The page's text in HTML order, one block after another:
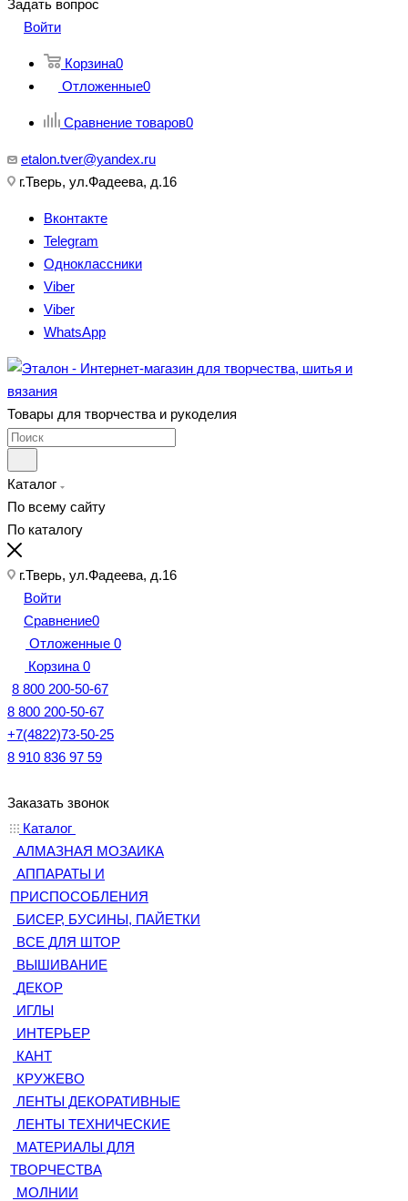
Задать вопрос
Войти
Корзина0
Отложенные0
Сравнение товаров0
etalon.tver@yandex.ru
г.Тверь, ул.Фадеева, д.16
Вконтакте
Telegram
Одноклассники
Viber
Viber
WhatsApp
Товары для творчества и рукоделия
Каталог
По всему сайту
По каталогу
г.Тверь, ул.Фадеева, д.16
Войти
Сравнение0
Отложенные 0
Корзина 0
8 800 200-50-67
8 800 200-50-67
+7(4822)73-50-25
8 910 836 97 59
Заказать звонок
Каталог
АЛМАЗНАЯ МОЗАИКА
АППАРАТЫ И
ПРИСПОСОБЛЕНИЯ
БИСЕР, БУСИНЫ, ПАЙЕТКИ
ВСЕ ДЛЯ ШТОР
ВЫШИВАНИЕ
ДЕКОР
ИГЛЫ
ИНТЕРЬЕР
КАНТ
КРУЖЕВО
ЛЕНТЫ ДЕКОРАТИВНЫЕ
ЛЕНТЫ ТЕХНИЧЕСКИЕ
МАТЕРИАЛЫ ДЛЯ
ТВОРЧЕСТВА
МОЛНИИ